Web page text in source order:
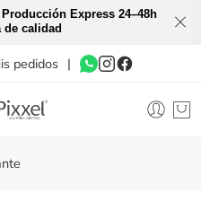
Producción Express 24–48h
de calidad
pedidos |